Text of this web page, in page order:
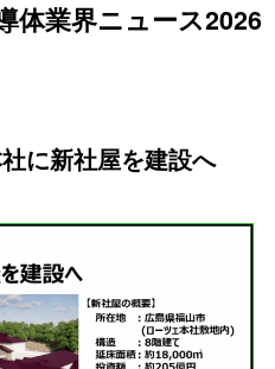
体業界ニュース2026
に新社屋を建設へ